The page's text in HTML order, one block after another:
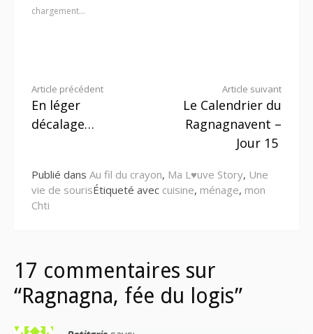
chargement…
Lire
la
Article précédent
En léger
décalage…
Article suivant
Le Calendrier du
Ragnagnavent –
Jour 15
Publié dans Au fil du crayon, Ma L♥uve Story, Une
vie de sourisÉtiqueté avec cuisine, ménage, mon
Chti
17 commentaires sur
“Ragnagna, fée du logis”